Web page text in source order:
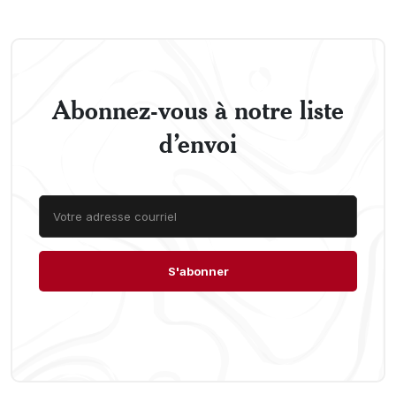
Abonnez-vous à notre liste
d’envoi